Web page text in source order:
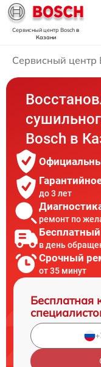
Сервисный центр Boschв
Казани
Сервисный центр
Bosch в
до 3 лет
ремонт по
в день
Срочный
от 35 минут
Бесплатная